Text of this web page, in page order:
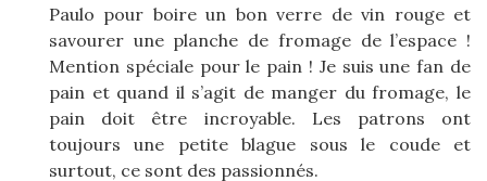
Paulo pour boire un bon verre de vin rouge et
savourer une planche de fromage de l’espace !
Mention spéciale pour le pain ! Je suis une fan de
pain et quand il s’agit de manger du fromage, le
pain doit être incroyable. Les patrons ont
toujours une petite blague sous le coude et
surtout, ce sont des passionnés.